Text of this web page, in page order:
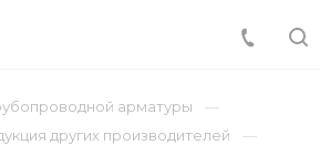
арматуры
других производителей